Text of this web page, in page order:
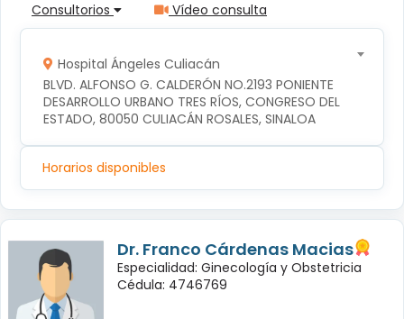
Consultorios Vídeo consulta
Hospital Ángeles Culiacán
BLVD. ALFONSO G. CALDERÓN NO.2193 PONIENTE
DESARROLLO URBANO TRES RÍOS, CONGRESO DEL
ESTADO, 80050 CULIACÁN ROSALES, SINALOA
Horarios disponibles
Dr. Franco Cárdenas Macias
Especialidad: Ginecología y Obstetricia
Cédula: 4746769